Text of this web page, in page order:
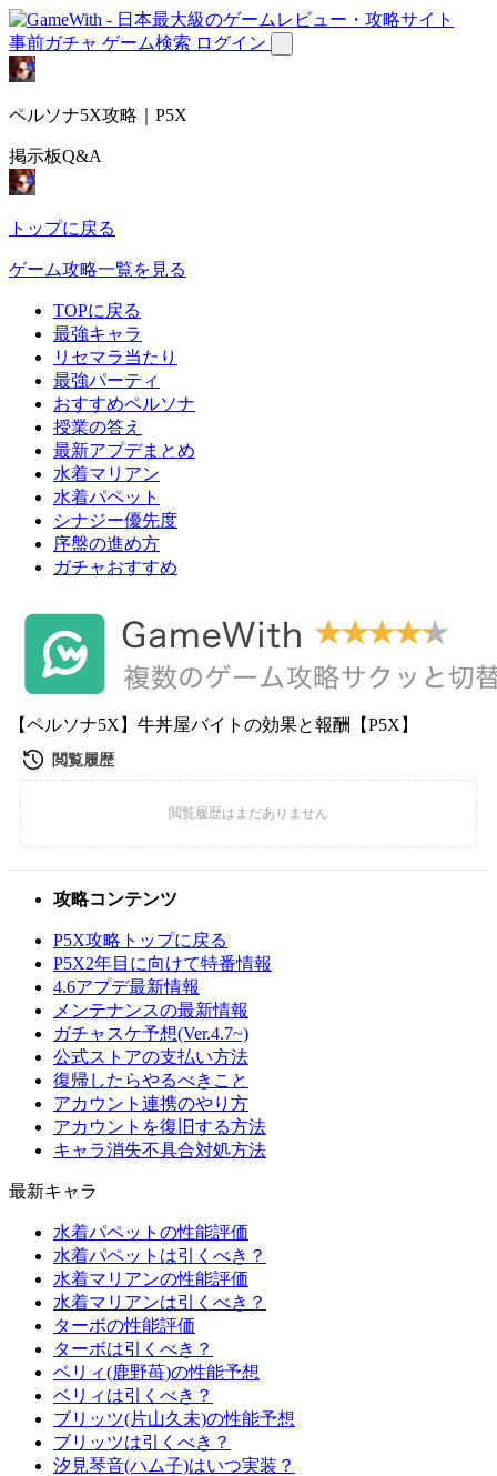
事前ガチャ ゲーム検索 ログイン
ペルソナ5X攻略｜P5X
掲示板Q&A
トップに戻る
ゲーム攻略一覧を見る
TOPに戻る
最強キャラ
リセマラ当たり
最強パーティ
おすすめペルソナ
授業の答え
最新アプデまとめ
水着マリアン
水着パペット
シナジー優先度
序盤の進め方
ガチャおすすめ
【ペルソナ5X】牛丼屋バイトの効果と報酬【P5X】
攻略コンテンツ
P5X攻略トップに戻る
P5X2年目に向けて特番情報
4.6アプデ最新情報
メンテナンスの最新情報
ガチャスケ予想(Ver.4.7~)
公式ストアの支払い方法
復帰したらやるべきこと
アカウント連携のやり方
アカウントを復旧する方法
キャラ消失不具合対処方法
最新キャラ
水着パペットの性能評価
水着パペットは引くべき？
水着マリアンの性能評価
水着マリアンは引くべき？
ターボの性能評価
ターボは引くべき？
ベリィ(鹿野苺)の性能予想
ベリィは引くべき？
ブリッツ(片山久未)の性能予想
ブリッツは引くべき？
汐見琴音(ハム子)はいつ実装？